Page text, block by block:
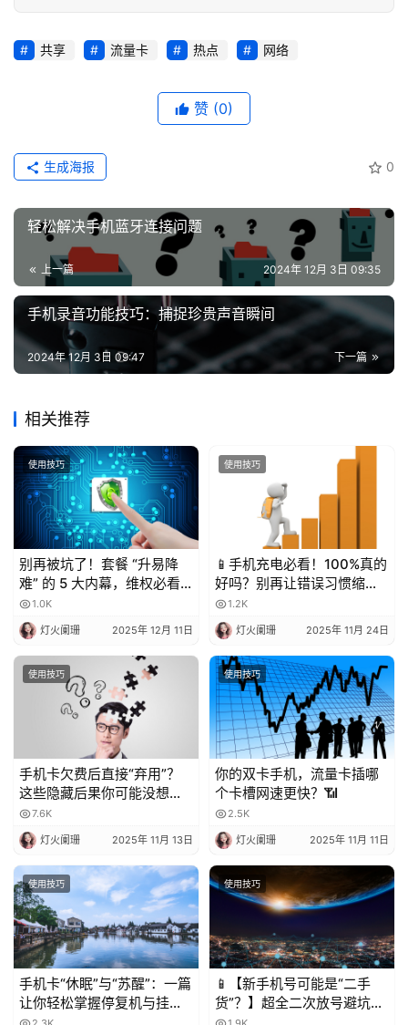
推
值
务
共享 流量卡 热点 网络
赞 (0)
0
生成海报
轻松解决手机蓝牙连接问题
上一篇 2024年 12月 3日 09:35
手机录音功能技巧：捕捉珍贵声音瞬间
下一篇
2024年 12月 3日 09:47
相关推荐
使用技巧
别再被坑了！套餐 “升易降
难” 的 5 大内幕，维权必看
💥1.0K
灯火阑珊 2025年 12月 11日
使用技巧
📱手机充电必看！100%真的
好吗？别再让错误习惯缩短
电池寿命！
1.2K
灯火阑珊 2025年 11月 24日
使用技巧
手机卡欠费后直接“弃用”？
这些隐藏后果你可能没想
到！
7.6K
灯火阑珊 2025年 11月 13日
使用技巧
你的双卡手机，流量卡插哪
个卡槽网速更快？📶
2.5K
灯火阑珊 2025年 11月 11日
使用技巧
手机卡“休眠”与“苏醒”：一篇
让你轻松掌握停复机与挂失
的科普指南
使用技巧
📱【新手机号可能是“二手
货”？】超全二次放号避坑指
南，附完美处理攻略！✨